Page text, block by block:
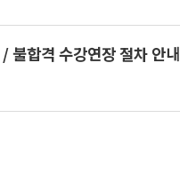
합격 수강연장 절차 안내